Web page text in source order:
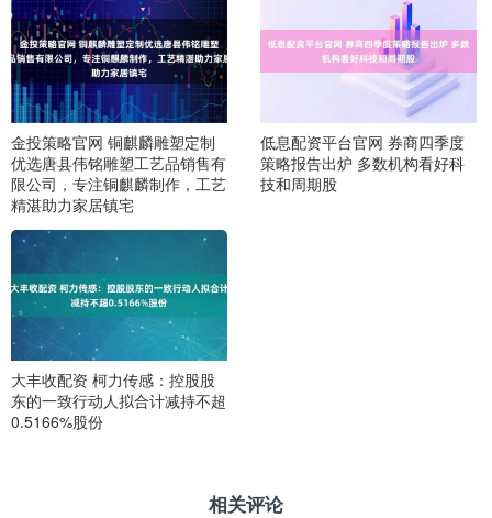
金投策略官网 铜麒麟雕塑定制
优选唐县伟铭雕塑工艺品销售有
限公司，专注铜麒麟制作，工艺
精湛助力家居镇宅
低息配资平台官网 券商四季度
策略报告出炉 多数机构看好科
技和周期股
大丰收配资 柯力传感：控股股
东的一致行动人拟合计减持不超
0.5166%股份
相关评论